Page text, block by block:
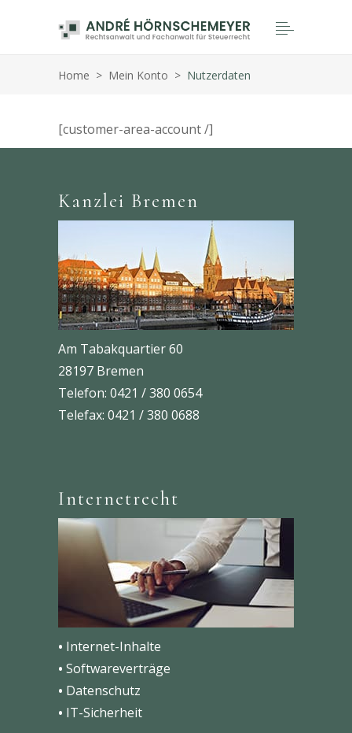
Home > Mein Konto > Nutzerdaten
[customer-area-account /]
Kanzlei Bremen
Am Tabakquartier 60
28197 Bremen
Telefon: 0421 / 380 0654
Telefax: 0421 / 380 0688
Internetrecht
• Internet-Inhalte
• Softwareverträge
• Datenschutz
• IT-Sicherheit